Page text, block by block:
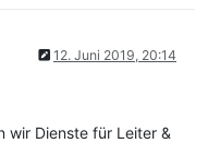
12. Juni 2019, 20:14
wir Dienste für Leiter &